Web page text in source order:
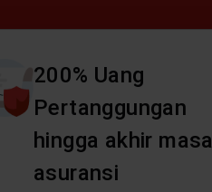
200% Uang
Pertanggungan
hingga akhir masa
asuransi